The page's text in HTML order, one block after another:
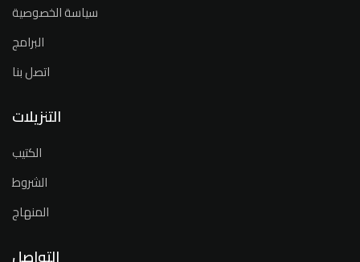
سياسة الخصوصية
البرامج
اتصل بنا
التنزيلات
الكتيب
الشروط
المنهاج